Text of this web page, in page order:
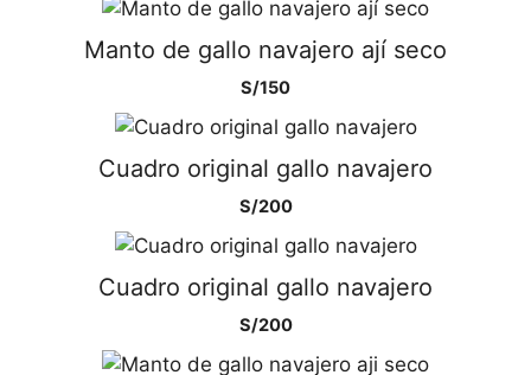
Manto de gallo navajero ají seco
S/150
Cuadro original gallo navajero
S/200
Cuadro original gallo navajero
S/200